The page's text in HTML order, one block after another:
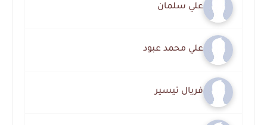
علي سلمان
علي محمد عبود
فريال تيسير